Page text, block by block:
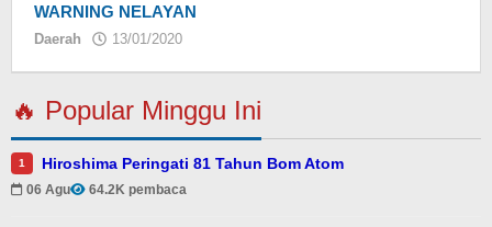
WARNING NELAYAN
Daerah 13/01/2020
🔥 Popular Minggu Ini
1 Hiroshima Peringati 81 Tahun Bom Atom
06 Agu 64.2K pembaca